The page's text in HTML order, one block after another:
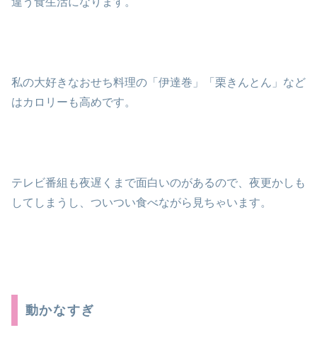
私の大好きなおせち料理の「伊達巻」「栗きんとん」など
はカロリーも高めです。
テレビ番組も夜遅くまで面白いのがあるので、夜更かしも
してしまうし、ついつい食べながら見ちゃいます。
動かなすぎ